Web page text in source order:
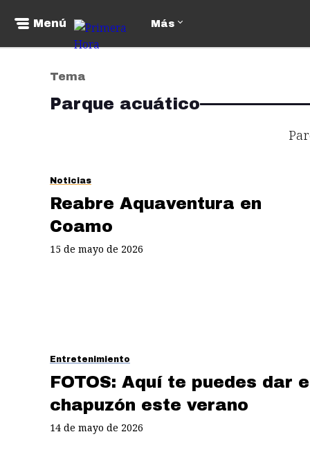
Menú Más
Tema
Parque acuático
Noticias
Reabre Aquaventura en
Coamo
15 de mayo de 2026
Entretenimiento
FOTOS: Aquí te puedes dar
chapuzón este verano
14 de mayo de 2026